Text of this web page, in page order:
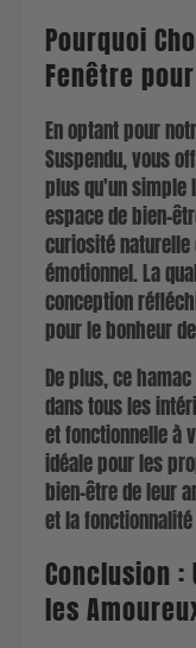
Pourquoi
Fenêtre
En optant pour
Suspendu, vous
plus qu'un simple
espace de bien-
curiosité
émotionnel. La
conception
pour le bonheur
De plus, ce
dans tous les
et fonctionnelle à
idéale pour les
bien-être de leur
et la
Conclusion :
les